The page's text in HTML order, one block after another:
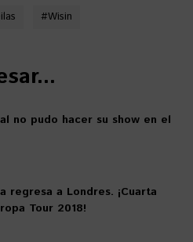
#Wisin
no pudo hacer su show en el
regresa a Londres. ¡Cuarta
Tour 2018!